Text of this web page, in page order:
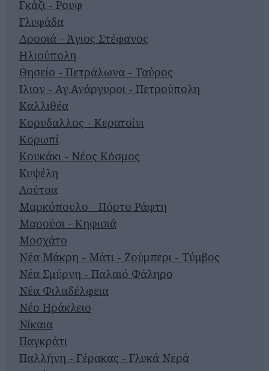
Γκάζι - Ρουφ
Γλυφάδα
Δροσιά - Άγιος Στέφανος
Ηλιούπολη
Θησείο - Πετράλωνα - Ταύρος
Ιλιον - Αγ.Ανάργυροι - Πετρούπολη
Καλλιθέα
Κορυδαλλος - Κερατσίνι
Κορωπί
Κουκάκι - Νέος Κόσμος
Κυψέλη
Λούτσα
Μαρκόπουλο - Πόρτο Ράφτη
Μαρούσι - Κηφισιά
Μοσχάτο
Νέα Μάκρη - Μάτι - Ζούμπερι - Τύμβος
Νέα Σμύρνη - Παλαιό Φάληρο
Νέα Φιλαδέλφεια
Νέο Ηράκλειο
Νίκαια
Παγκράτι
Παλλήνη - Γέρακας - Γλυκά Νερά